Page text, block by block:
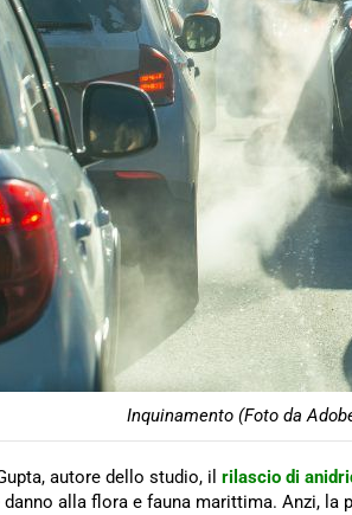
Inquinamento (Foto da
autore dello studio, il rilascio di
alla flora e fauna marittima. Anzi, la